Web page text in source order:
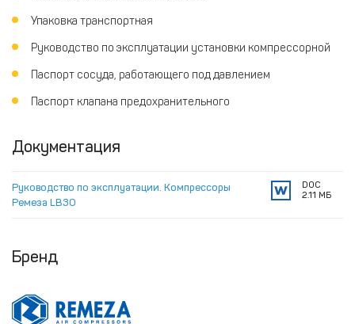
Упаковка транспортная
Руководство по эксплуатации установки компрессорной
Паспорт сосуда, работающего под давлением
Паспорт клапана предохранительного
Документация
Руководство по эксплуатации. Компрессоры
Ремеза LB30
DOC
2.11 МБ
Бренд